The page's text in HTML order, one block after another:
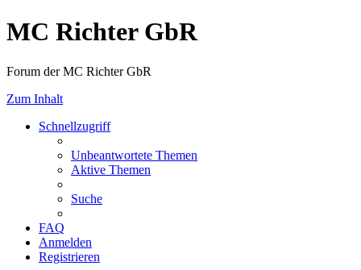
MC Richter GbR
Forum der MC Richter GbR
Zum Inhalt
Schnellzugriff
Unbeantwortete Themen
Aktive Themen
Suche
FAQ
Anmelden
Registrieren